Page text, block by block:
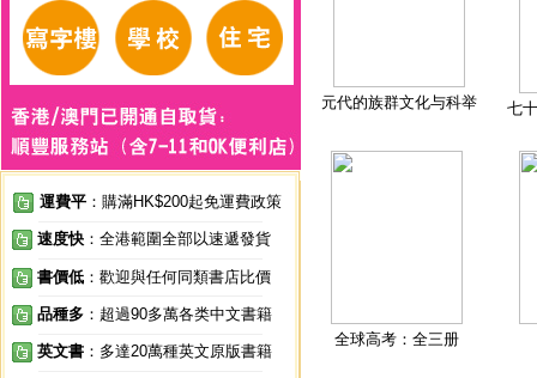
運費平 ：購滿HK$200起免運費政策
速度快 ：全港範圍全部以速遞發貨
書價低 ：歡迎與任何同類書店比價
品種多 ：超過90多萬各类中文書籍
英文書 ：多達20萬種英文原版書籍
元代的族群文化与科举 七
全球高考：全三册